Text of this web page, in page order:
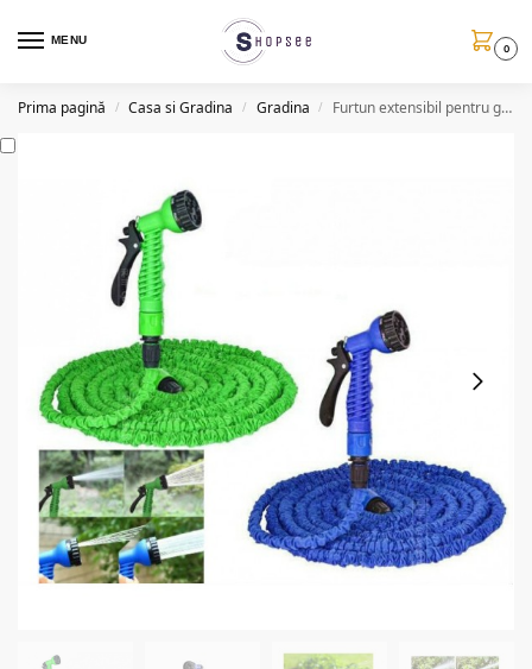
MENU
0
Prima pagină / Casa si Gradina / Gradina / Furtun extensibil pentru gradina, 15 m, cap pentru udat